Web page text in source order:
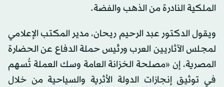
الملكية النادرة من الذهب والفضة.
ويقول الدكتور عبد الرحيم ريحان، مدير المكتب الإعلامي
لمجلس الآثاريين العرب ورئيس حملة الدفاع عن الحضارة
المصرية، إن «مصلحة الخزانة العامة وسك العملة تُسهم
في توثيق إنجازات الدولة الأثرية والسياحية من خلال